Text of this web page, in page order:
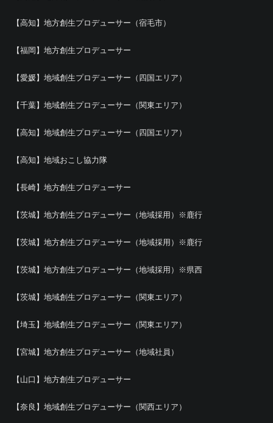
【高知】地方創生プロデューサー（宿毛市）
【福岡】地方創生プロデューサー
【愛媛】地域創生プロデューサー（四国エリア）
【千葉】地域創生プロデューサー（関東エリア）
【高知】地域創生プロデューサー（四国エリア）
【高知】地域おこし協力隊
【長崎】地方創生プロデューサー
【茨城】地方創生プロデューサー（地域採用）※鹿行
【茨城】地方創生プロデューサー（地域採用）※鹿行
【茨城】地方創生プロデューサー（地域採用）※県西
【茨城】地域創生プロデューサー（関東エリア）
【埼玉】地域創生プロデューサー（関東エリア）
【宮城】地方創生プロデューサー（地域社員）
【山口】地方創生プロデューサー
【奈良】地域創生プロデューサー（関西エリア）